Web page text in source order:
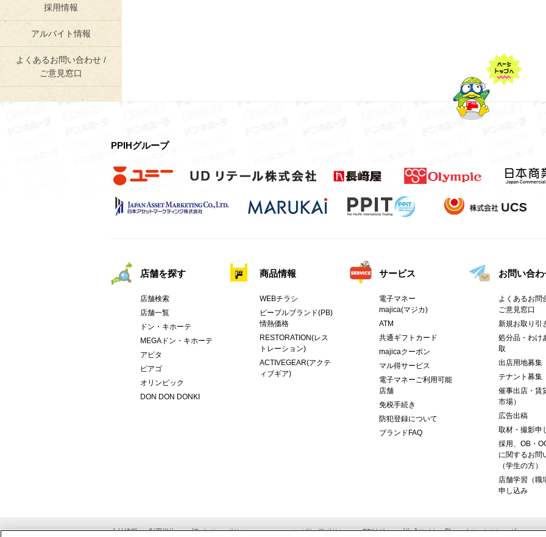
採用情報
アルバイト情報
よくあるお問い合わせ /
ご意見窓口
PPIHグループ
店舗を探す
店舗検索
店舗一覧
ドン・キホーテ
MEGAドン・キホーテ
アピタ
ピアゴ
オリンピック
DON DON DONKI
商品情報
WEBチラシ
ピープルブランド(PB)
情熱価格
RESTORATION(レス
トレーション)
ACTIVEGEAR(アクテ
ィブギア)
サービス
電子マネー
majica(マジカ)
ATM
共通ギフトカード
majicaクーポン
マル得サービス
電子マネーご利用可能
店舗
免税手続き
防犯登録について
ブランドFAQ
お問い合わ
よくあるお問
ご意見窓口
新規お取り引
処分品・わけ
取
出店用地募集
テナント募集
催事出店・賃
市場）
広告出稿
取材・撮影申
採用、OB・
に関するお問
（学生の方）
店舗学習（職
申し込み
会社情報 利用規約 プライバシーポリシー ソーシャルメディアポリシー PPIHグループ公式サイト一覧 イベントカレンダー